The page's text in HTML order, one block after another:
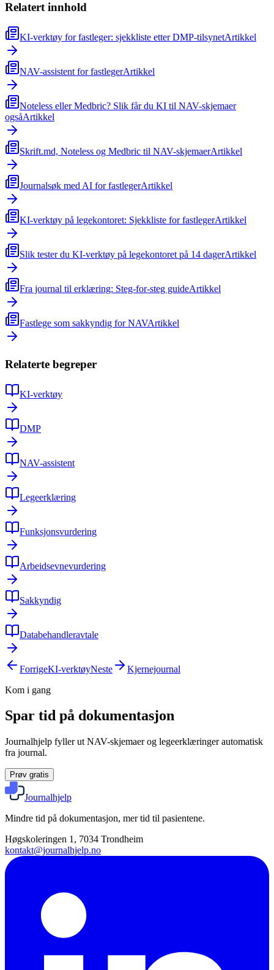
Relatert innhold
KI-verktøy for fastleger: sjekkliste etter DMP-tilsynetArtikkel
NAV-assistent for fastlegerArtikkel
Noteless eller Medbric? Slik får du KI til NAV-skjemaer
ogsåArtikkel
Skrift.md, Noteless og Medbric til NAV-skjemaerArtikkel
Journalsøk med AI for fastlegerArtikkel
KI-verktøy på legekontoret: Sjekkliste for fastlegerArtikkel
Slik tester du KI-verktøy på legekontoret på 14 dagerArtikkel
Fra journal til erklæring: Steg-for-steg guideArtikkel
Fastlege som sakkyndig for NAVArtikkel
Relaterte begreper
KI-verktøy
DMP
NAV-assistent
Legeerklæring
Funksjonsvurdering
Arbeidsevnevurdering
Sakkyndig
Databehandleravtale
ForrigeKI-verktøyNeste
Kjernejournal
Kom i gang
Spar tid på dokumentasjon
Journalhjelp fyller ut NAV-skjemaer og legeerklæringer automatisk
fra journal.
Prøv gratis
Journalhjelp
Mindre tid på dokumentasjon, mer tid til pasientene.
Høgskoleringen 1, 7034 Trondheim
kontakt@journalhjelp.no